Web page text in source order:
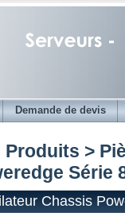
Demande de devis
Produits >
Série
Chassis